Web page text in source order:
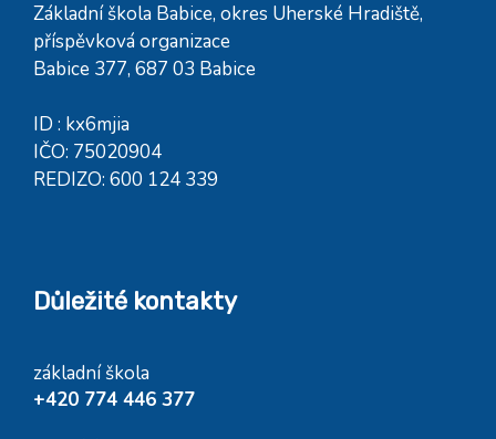
Základní škola Babice, okres Uherské Hradiště,
příspěvková organizace
Babice 377, 687 03 Babice
ID : kx6mjia
IČO: 75020904
REDIZO: 600 124 339
Důležité kontakty
základní škola
+420 774 446 377